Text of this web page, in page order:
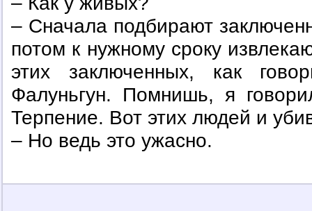
– Сначала подбирают
потом к нужному сроку
этих заключенных, как
Фалуньгун. Помнишь, я
Терпение. Вот этих людей и
– Но ведь это ужасно.